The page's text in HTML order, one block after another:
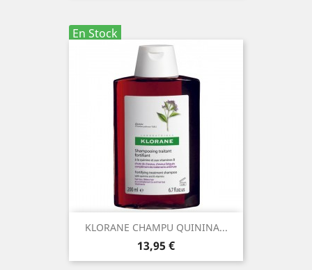
En Stock
KLORANE CHAMPU QUININA...
Precio
13,95 €